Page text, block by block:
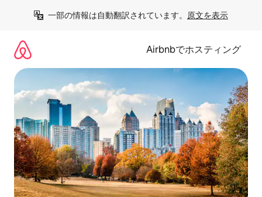
一部の情報は自動翻訳されています。 原文を表示
Airbnbでホスティング